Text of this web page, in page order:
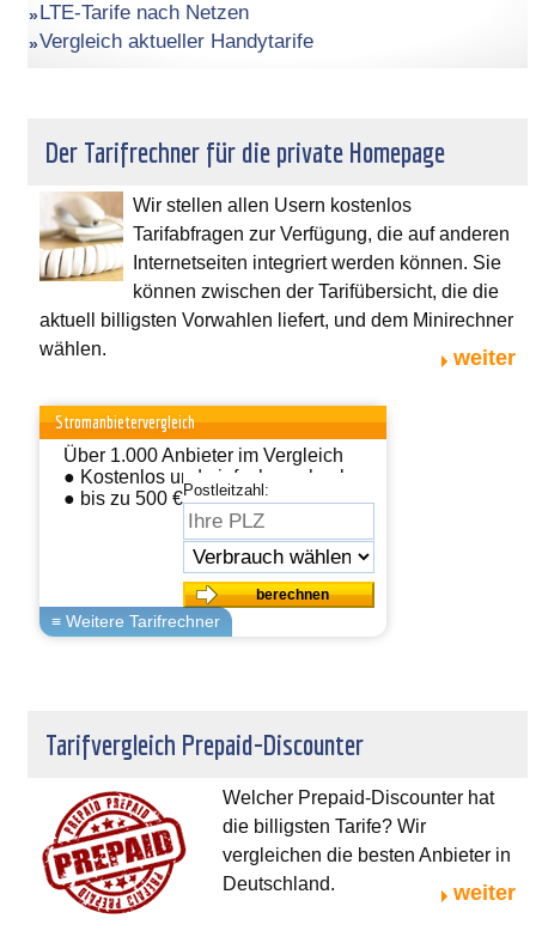
LTE-Tarife nach Netzen
Vergleich aktueller Handytarife
Der Tarifrechner für die private Homepage
Wir stellen allen Usern kostenlos
Tarifabfragen zur Verfügung, die auf anderen
Internetseiten integriert werden können. Sie
können zwischen der Tarifübersicht, die die
aktuell billigsten Vorwahlen liefert, und dem Minirechner
wählen.
weiter
Stromanbietervergleich
Über 1.000 Anbieter im Vergleich
● Kostenlos und einfach wechseln
● bis zu 500 € sparen
Postleitzahl:
Tarifvergleich Prepaid-Discounter
Welcher Prepaid-Discounter hat
die billigsten Tarife? Wir
vergleichen die besten Anbieter in
Deutschland.
weiter